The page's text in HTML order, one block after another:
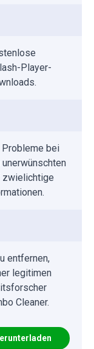
Player-
bei
zwielichtige
entfernen,
legitimen
Cleaner.